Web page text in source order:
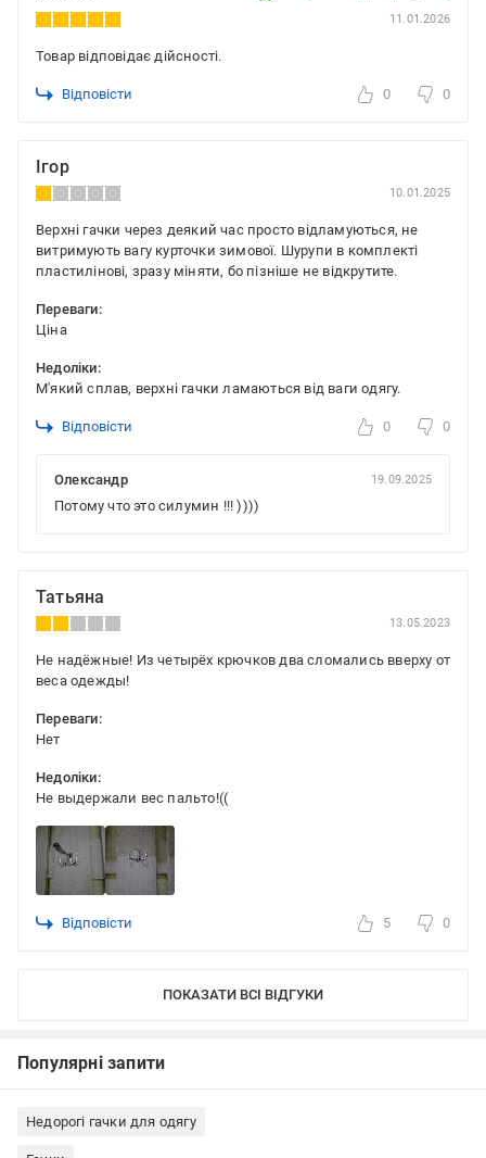
11.01.2026
Товар відповідає дійсності.
Відповісти 0 0
Ігор
10.01.2025
Верхні гачки через деякий час просто відламуються, не
витримують вагу курточки зимової. Шурупи в комплекті
пластилінові, зразу міняти, бо пізніше не відкрутите.
Переваги:
Ціна
Недоліки:
М'який сплав, верхні гачки ламаються від ваги одягу.
Відповісти 0 0
Олександр 19.09.2025
Потому что это силумин !!! ))))
Татьяна
13.05.2023
Не надёжные! Из четырёх крючков два сломались вверху от
веса одежды!
Переваги:
Нет
Недоліки:
Не выдержали вес пальто!((
Відповісти 5 0
ПОКАЗАТИ ВСІ ВІДГУКИ
Популярні запити
Недорогі гачки для одягу